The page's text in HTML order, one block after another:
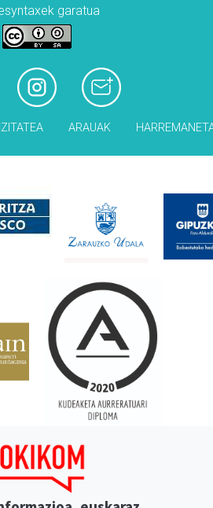
garatua
ARAUAK